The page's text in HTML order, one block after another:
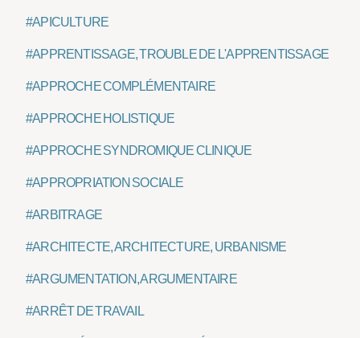
#APICULTURE
#APPRENTISSAGE, TROUBLE DE L'APPRENTISSAGE
#APPROCHE COMPLÉMENTAIRE
#APPROCHE HOLISTIQUE
#APPROCHE SYNDROMIQUE CLINIQUE
#APPROPRIATION SOCIALE
#ARBITRAGE
#ARCHITECTE, ARCHITECTURE, URBANISME
#ARGUMENTATION, ARGUMENTAIRE
#ARRÊT DE TRAVAIL